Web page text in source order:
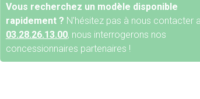
Vous recherchez un modèle disponible
rapidement ? N'hésitez pas à nous contacter
03.28.26.13.00, nous interrogerons nos
concessionnaires partenaires !